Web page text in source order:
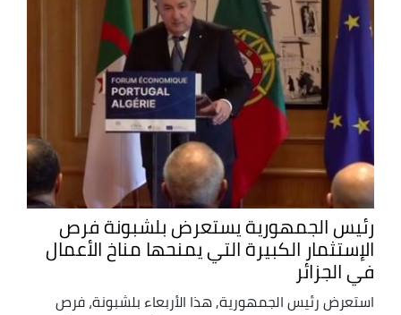
رئيس الجمهورية يستعرض بلشبونة فرص
الإستثمار الكبيرة التي يمنحها مناخ الأعمال
في الجزائر
استعرض رئيس الجمهورية, هذا الأربعاء بلشبونة، فرص